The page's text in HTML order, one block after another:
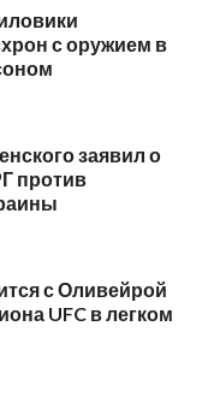
с оружием в
заявил о
против
с Оливейрой
UFC в легком